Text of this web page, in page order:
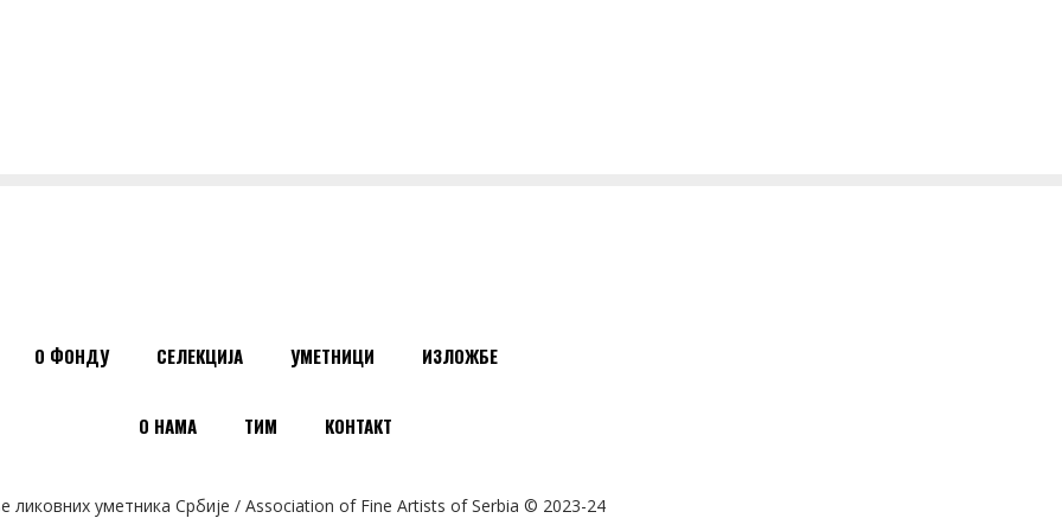
О ФОНДУ СЕЛЕКЦИЈА УМЕТНИЦИ ИЗЛОЖБЕ
О НАМА ТИМ КОНТАКТ
ликовних уметника Србије / Association of Fine Artists of Serbia © 2023-24